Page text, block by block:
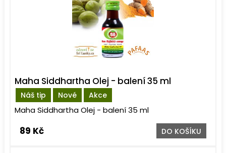
Náš tip Nové Akce
Maha Siddhartha Olej - balení 35 ml
Maha Siddhartha Olej - balení 35 ml
89 Kč DO KOŠÍKU